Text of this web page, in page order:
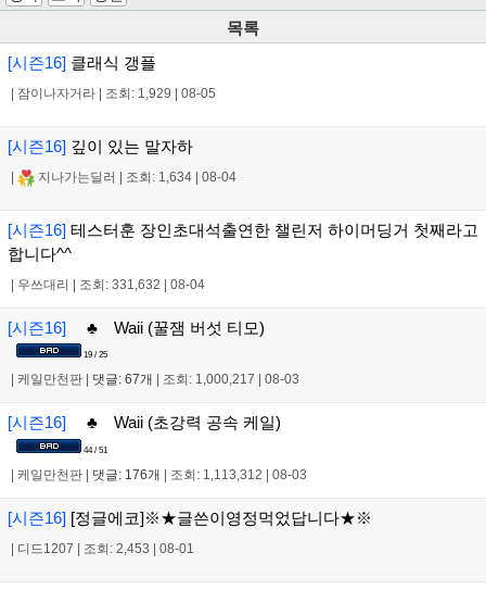
목록
[시즌16] 클래식 갱플
잠이나자거라 조회: 1,929 08-05
[시즌16] 깊이 있는 말자하
지나가는딜러 조회: 1,634 08-04
[시즌16] 테스터훈 장인초대석출연한 챌린저 하이머딩거 첫째라고
합니다^^
우쓰대리 조회: 331,632 08-04
[시즌16] ♣ Waii (꿀잼 버섯 티모)
19 / 25
케일만천판 댓글: 67개 조회: 1,000,217 08-03
[시즌16] ♣ Waii (초강력 공속 케일)
44 / 51
| 케일만천판 | 댓글: 176개 | 조회: 1,113,312 | 08-03
[시즌16] [정글에코]※★글쓴이영정먹었답니다★※
| 디드1207 | 조회: 2,453 | 08-01